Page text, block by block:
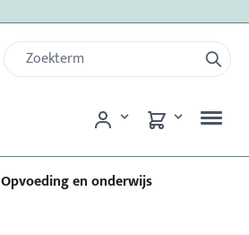
Opvoeding en onderwijs